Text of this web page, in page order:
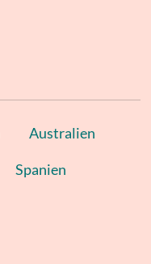
Australien
Spanien